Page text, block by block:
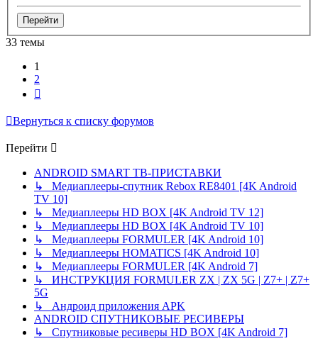
33 темы
1
2
Вернуться к списку форумов
Перейти
ANDROID SMART ТВ-ПРИСТАВКИ
↳ Медиаплееры-спутник Rebox RE8401 [4K Android
TV 10]
↳ Медиаплееры HD BOX [4K Android TV 12]
↳ Медиаплееры HD BOX [4K Android TV 10]
↳ Медиаплееры FORMULER [4K Android 10]
↳ Медиаплееры HOMATICS [4K Android 10]
↳ Медиаплееры FORMULER [4K Android 7]
↳ ИНСТРУКЦИЯ FORMULER ZX | ZX 5G | Z7+ | Z7+
5G
↳ Андроид приложения APK
ANDROID СПУТНИКОВЫЕ РЕСИВЕРЫ
↳ Спутниковые ресиверы HD BOX [4K Android 7]